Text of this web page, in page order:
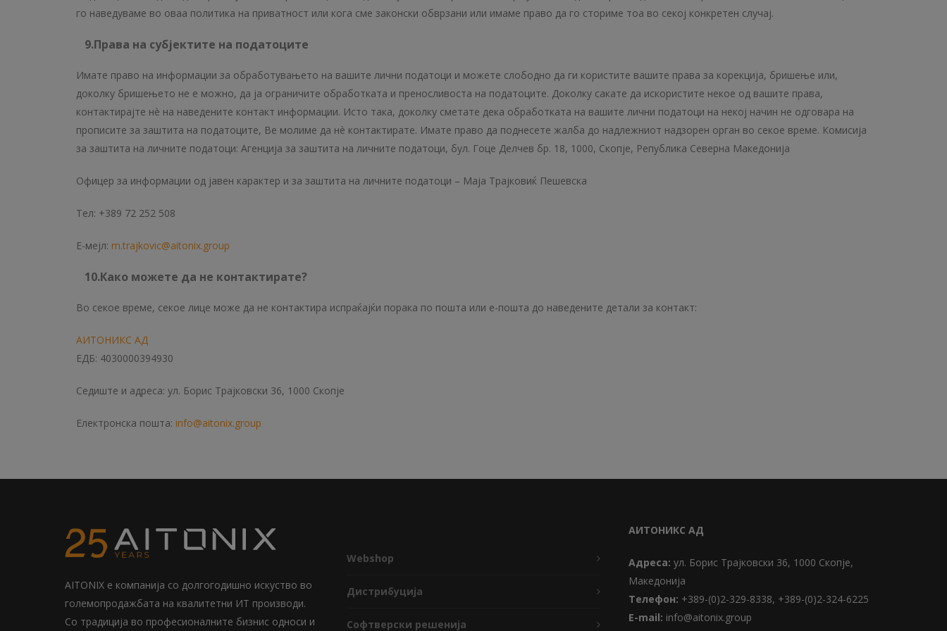
го наведуваме во оваа политика на приватност или кога сме законски обврзани или имаме право да го сториме тоа во секој конкретен случај.
9.Права на субјектите на податоците
Имате право на информации за обработувањето на вашите лични податоци и можете слободно да ги користите вашите права за корекција, бришење или,
доколку бришењето не е можно, да ја ограничите обработката и преносливоста на податоците. Доколку сакате да искористите некое од вашите права,
контактирајте нè на наведените контакт информации. Исто така, доколку сметате дека обработката на вашите лични податоци на некој начин не одговара на
прописите за заштита на податоците, Ве молиме да нè контактирате. Имате право да поднесете жалба до надлежниот надзорен орган во секое време. Комисија
за заштита на личните податоци: Агенција за заштита на личните податоци, бул. Гоце Делчев бр. 18, 1000, Скопје, Република Северна Македонија
Офицер за информации од јавен карактер и за заштита на личните податоци – Маја Трајковиќ Пешевска
Тел: +389 72 252 508
Е-мејл: m.trajkovic@aitonix.group
10.Како можете да не контактирате?
Во секое време, секое лице може да не контактира испраќајќи порака по пошта или е-пошта до наведените детали за контакт:
АИТОНИКС АД
ЕДБ: 4030000394930
Седиште и адреса: ул. Борис Трајковски 36, 1000 Скопје
Електронска пошта: info@aitonix.group
AITONIX е компанија со долгогодишно искуство во
големопродажбата на квалитетни ИТ производи.
Со традиција во професионалните бизнис односи и
Webshop
Дистрибуција
Софтверски решенија
АИТОНИКС АД
Адреса: ул. Борис Трајковски 36, 1000 Скопје,
Македонија
Телефон: +389-(0)2-329-8338, +389-(0)2-324-6225
Е-mail: info@aitonix.group